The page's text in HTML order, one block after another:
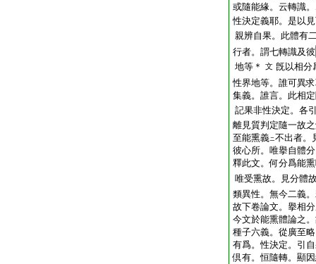
或隨能緣。云轉識
性決定義耶。是以
親辨自果。此體有
行者。謂七轉識及彼
地等＊
文 旣以相分
性界地等。誰可異
集義。誰言。此相
記果非性決定。各
離見質判定隨一故
至能熏義ニ不出者。
彼心所。唯擧自體
釋此文。何分爲能
唯受熏故。見分體
類異性。無今二義
故下卷論文。擧相
今文於能熏體論之
種子六義。從廣至
有爲。性決定。引
倶有。恒隨轉。顯